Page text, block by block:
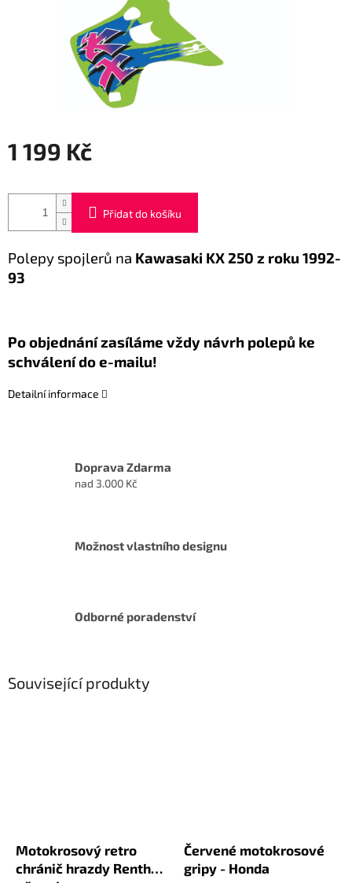
1 199 Kč
cena:
Přidat do košíku
Polepy spojlerů na Kawasaki KX 250 z roku 1992-
93
Po objednání zasíláme vždy návrh polepů ke
schválení do e-mailu!
Detailní informace
Doprava Zdarma
nad 3.000 Kč
Možnost vlastního designu
Odborné poradenství
Související produkty
Motokrosový retro
chránič hrazdy Renthal
Červené motokrosové
gripy - Honda